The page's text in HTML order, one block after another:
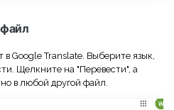
в Google Translate. Выберите язык,
Щелкните на "Перевести", а
в любой другой файл.